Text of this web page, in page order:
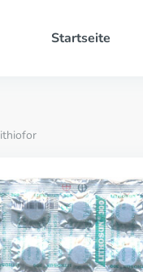
Startseite